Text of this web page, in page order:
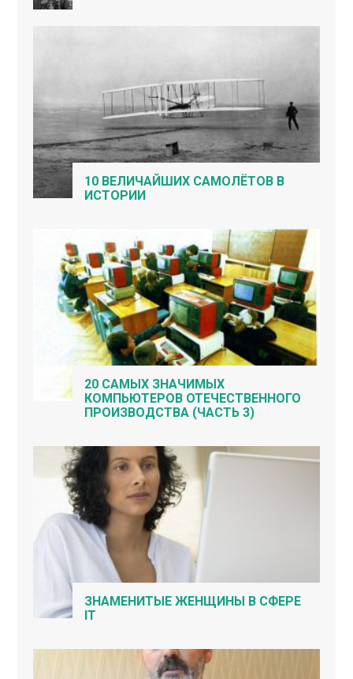
10 ВЕЛИЧАЙШИХ САМОЛЁТОВ В
ИСТОРИИ
20 САМЫХ ЗНАЧИМЫХ
КОМПЬЮТЕРОВ ОТЕЧЕСТВЕННОГО
ПРОИЗВОДСТВА (ЧАСТЬ 3)
ЗНАМЕНИТЫЕ ЖЕНЩИНЫ В СФЕРЕ
IT